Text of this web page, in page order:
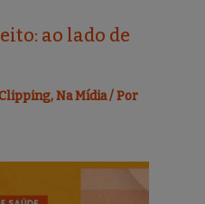
ao lado de
,Na Mídia/ Por